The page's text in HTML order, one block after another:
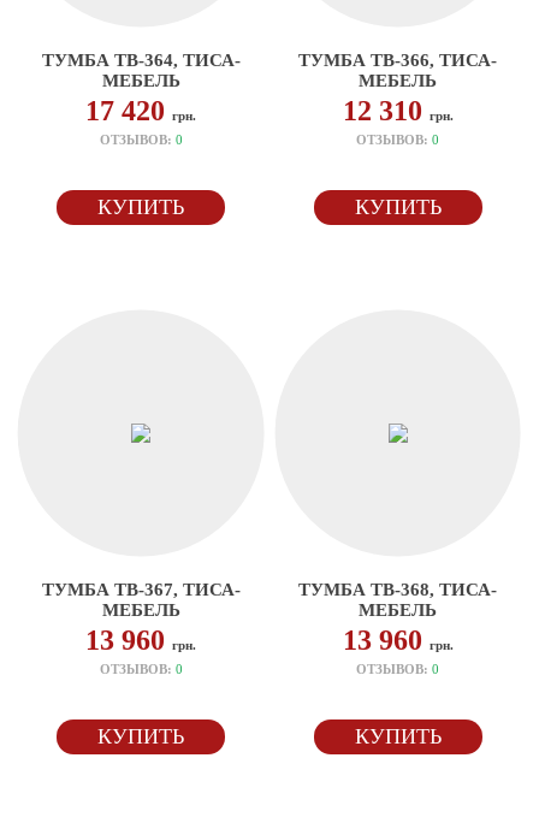
ТУМБА ТВ-364, ТИСА-
МЕБЕЛЬ
17 420грн.
ОТЗЫВОВ: 0
КУПИТЬ
ТУМБА ТВ-366, ТИСА-
МЕБЕЛЬ
12 310 грн.
ОТЗЫВОВ:0
КУПИТЬ
ТУМБА ТВ-367, ТИСА-
МЕБЕЛЬ
13 960грн.
ОТЗЫВОВ: 0
КУПИТЬ
ТУМБА ТВ-368, ТИСА-
МЕБЕЛЬ
13 960 грн.
ОТЗЫВОВ:0
КУПИТЬ